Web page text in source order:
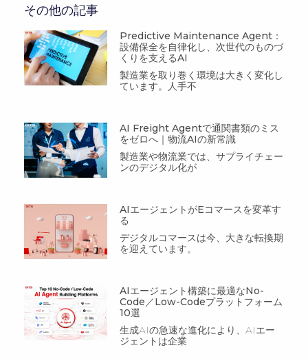
その他の記事
Predictive Maintenance Agent：
設備保全を自律化し、次世代のものづ
くりを支えるAI
製造業を取り巻く環境は大きく変化し
ています。人手不
AI Freight Agentで通関書類のミス
をゼロへ｜物流AIの新常識
製造業や物流業では、サプライチェー
ンのデジタル化が
AIエージェントがEコマースを変革す
る
デジタルコマースは今、大きな転換期
を迎えています。
AIエージェント構築に最適なNo-
Code／Low-Codeプラットフォーム
10選
生成AIの急速な進化により、AIエー
ジェントは企業